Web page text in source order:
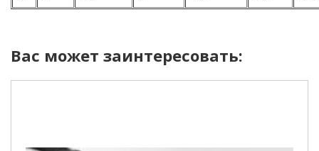
Вас может заинтересовать: